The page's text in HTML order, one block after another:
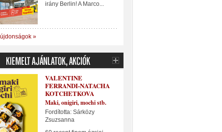
irány Berlin! A Marco...
»
VALENTINE
FERRANDI-NATACHA
KOTCHETKOVA
Maki, onigiri, mochi stb.
Fordította: Sárközy
Zsuzsanna